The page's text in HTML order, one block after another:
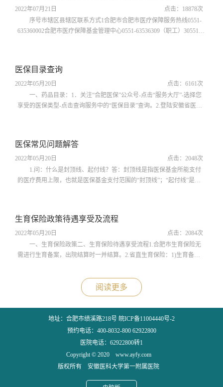
2022年07月21日 点击： 18878次
序号市辖区县辖区联系方式1合肥市合肥市医疗保障服务热线0551-
635360002合肥市医疗保障基金管理中心0551-63536309（职工）30551-
心0551-68166588（居民）100551-68899725（职工）11长丰县医疗保障
基金管理中心0551-66673120（职工）120...
医保目录查询
2022年05月20日 点击： 6161次
一、药品目录：1．关注“合肥医保”公众号-点击“服务大厅”-选择您
享受的医保类型-点击查询服务中的“医保目录”查询。2.登陆安徽省医疗
https://www.ayfy.com/info/1575/20482.ht
医保常见问题解答
2022年05月20日 点击： 2048次
1.问：什么是封顶线、起付线？答：封顶线是指医保基金所能支付
的医疗费用上限，也就是医保基金支付范围的“封顶线”；“起付线”是指
请。3.问：商业保险如何报销？答：医院只办理医保结算，商业保险请
联系商业保险公司。4.问：...
生育保险政策待遇享受及流程
2022年05月20日 点击： 2084次
一、生育保险政策二、生育保险待遇享受流程1.合肥市生育保险无
需进行生育备案，出院结算时一并结算。2.省直生育保险：1)生育备案
单》，产检后请医生填写；4)每次产检后将医保卡和《收费通知单》给
门诊收款员，并及时打印发票结算；5)所有门诊产检费用必须在生孩子
之前结算完毕；6)住院的生育保险请...
阅读更多
地址：合肥市绩溪路218号 皖ICP备11004440号-2
预约电话：400-8032-800 62922800
医院电话：62922800转1
Copyright © 2020 www.ayfy.com
版权所有 安徽医科大学第一附属医院